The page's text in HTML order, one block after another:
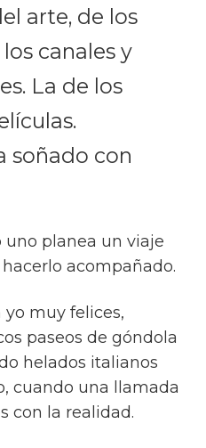
arte, de los
canales y
La de los
soñado con
planea un viaje
acompañado.
muy felices,
paseos de góndola
helados italianos
cuando una llamada
con la realidad.